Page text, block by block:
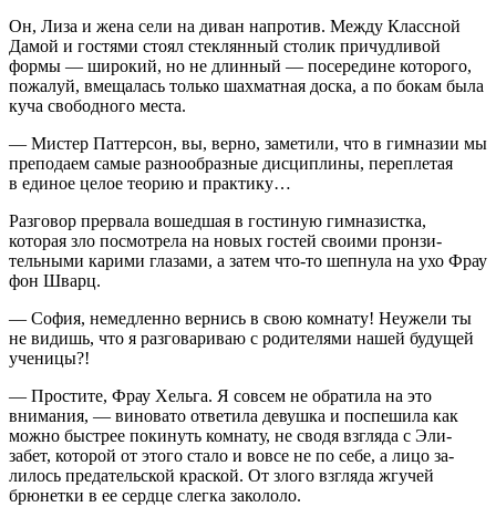
Он, Лиза и жена сели на диван напротив. Между Класс­ной
Дамой и гостями стоял стеклянный столик причудли­вой
формы — широкий, но не длинный — посередине ко­торого,
пожалуй, вмещалась только шахматная доска, а по бокам была
куча свободного места.
— Мистер Паттерсон, вы, верно, заметили, что в гим­назии мы
преподаем самые разнообразные дисциплины, переплетая
в единое целое теорию и практику…
Разговор прервала вошедшая в гостиную гимназистка,
которая зло посмотрела на новых гостей своими пронзи­
тельными карими глазами, а затем что-то шепнула на ухо Фрау
фон Шварц.
— София, немедленно вернись в свою комнату! Неужели ты
не видишь, что я разговариваю с родителями нашей бу­дущей
ученицы?!
— Простите, Фрау Хельга. Я совсем не обратила на это
внимания, — виновато ответила девушка и поспешила как
можно быстрее покинуть комнату, не сводя взгляда с Эли­
забет, которой от этого стало и вовсе не по себе, а лицо за­
лилось предательской краской. От злого взгляда жгучей
брюнетки в ее сердце слегка закололо.